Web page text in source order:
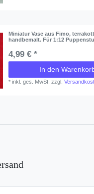
Miniatur Vase aus Fimo,
handbemalt. Für 1:12
4,99 € *
In den
*inkl. ges. MwSt. zzgl.